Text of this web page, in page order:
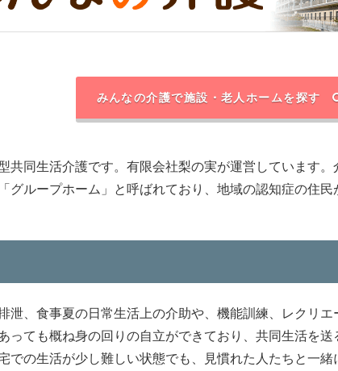
みんなの介護で施設・老人ホームを探す
同生活介護です。有限会社梨の実が運営しています。
ループホーム」と呼ばれており、地域の認知症の住民
、食事夏の日常生活上の介助や、機能訓練、レクリエ
っても概ね身の回りの自立ができており、共同生活を送
の生活が少し難しい状態でも、見慣れた人たちと一緒